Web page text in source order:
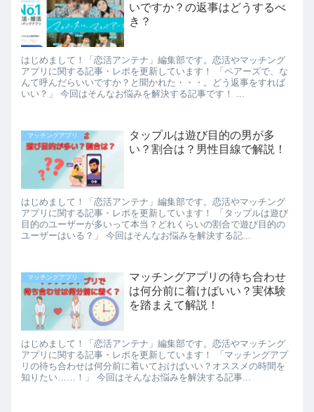
いですか？の返事はどうするべ
き？
はじめまして！「恋活アンテナ」編集部です。恋活やマッチング
アプリに関する記事・レポを更新しています！ 「ペアーズで、な
んて呼んだらいいですか？と聞かれた・・・。どう返事をすれば
いい？」 今回はそんなお悩みを解決する記事です！ ...
マッチングアプリ
タップルは遊び目的の男が多
い？割合は？男性目線で解説！
はじめまして！「恋活アンテナ」編集部です。恋活やマッチング
アプリに関する記事・レポを更新しています！ 「タップルは遊び
目的のユーザーが多いって本当？どれくらいの割合で遊び目的の
ユーザーはいる？」 今回はそんなお悩みを解決する記...
マッチングアプリ
マッチングアプリの待ち合わせ
は何分前に着けばいい？実体験
を踏まえて解説！
はじめまして！「恋活アンテナ」編集部です。恋活やマッチング
アプリに関する記事・レポを更新しています！ 「マッチングアプ
リの待ち合わせは何分前に着いておけばいい？オススメの時間を
知りたい……！」 今回はそんなお悩みを解決する記事...